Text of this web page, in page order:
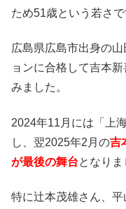
ため51歳という若さ
広島県広島市出身の
ョンに合格して吉本
みました。
2024年11月には「上
し、翌2025年2月の吉
が最後の舞台となりま
特に辻本茂雄さん、